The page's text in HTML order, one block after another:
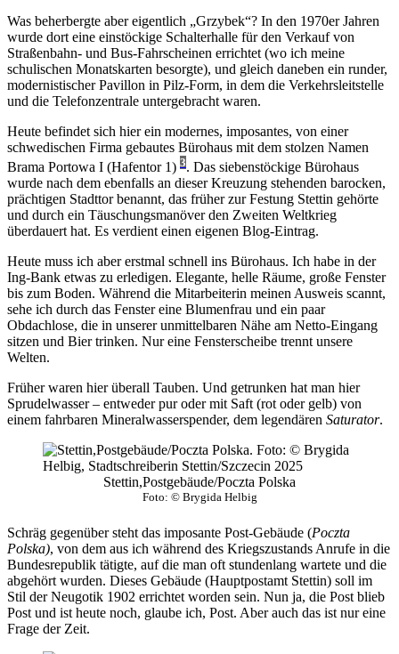
Was beherbergte aber eigentlich „Grzybek“? In den 1970er Jahren
wurde dort eine einstöckige Schalterhalle für den Verkauf von
Straßenbahn- und Bus-Fahrscheinen errichtet (wo ich meine
schulischen Monatskarten besorgte), und gleich daneben ein runder,
modernistischer Pavillon in Pilz-Form, in dem die Verkehrsleitstelle
und die Telefonzentrale untergebracht waren.
Heute befindet sich hier ein modernes, imposantes, von einer
schwedischen Firma gebautes Bürohaus mit dem stolzen Namen
Brama Portowa I (Hafentor 1) 3. Das siebenstöckige Bürohaus
wurde nach dem ebenfalls an dieser Kreuzung stehenden barocken,
prächtigen Stadttor benannt, das früher zur Festung Stettin gehörte
und durch ein Täuschungsmanöver den Zweiten Weltkrieg
überdauert hat. Es verdient einen eigenen Blog-Eintrag.
Heute muss ich aber erstmal schnell ins Bürohaus. Ich habe in der
Ing-Bank etwas zu erledigen. Elegante, helle Räume, große Fenster
bis zum Boden. Während die Mitarbeiterin meinen Ausweis scannt,
sehe ich durch das Fenster eine Blumenfrau und ein paar
Obdachlose, die in unserer unmittelbaren Nähe am Netto-Eingang
sitzen und Bier trinken. Nur eine Fensterscheibe trennt unsere
Welten.
Früher waren hier überall Tauben. Und getrunken hat man hier
Sprudelwasser – entweder pur oder mit Saft (rot oder gelb) von
einem fahrbaren Mineralwasserspender, dem legendären Saturator.
Stettin,Postgebäude/Poczta Polska
Foto: © Brygida Helbig
Schräg gegenüber steht das imposante Post-Gebäude (Poczta
Polska), von dem aus ich während des Kriegszustands Anrufe in die
Bundesrepublik tätigte, auf die man oft stundenlang wartete und die
abgehört wurden. Dieses Gebäude (Hauptpostamt Stettin) soll im
Stil der Neugotik 1902 errichtet worden sein. Nun ja, die Post blieb
Post und ist heute noch, glaube ich, Post. Aber auch das ist nur eine
Frage der Zeit.